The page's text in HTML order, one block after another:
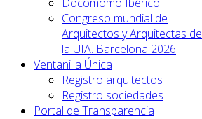
Congreso mundial de
Arquitectos y Arquitectas de
la UIA. Barcelona 2026
Ventanilla Única
Registro arquitectos
Registro sociedades
Portal de Transparencia